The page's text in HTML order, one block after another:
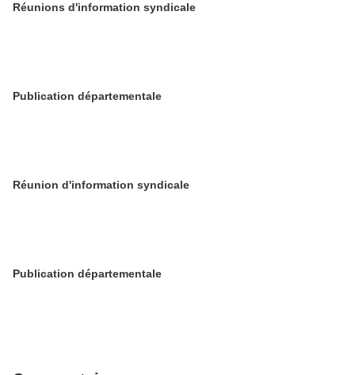
Réunions d'information syndicale
Publication départementale
Réunion d'information syndicale
Publication départementale